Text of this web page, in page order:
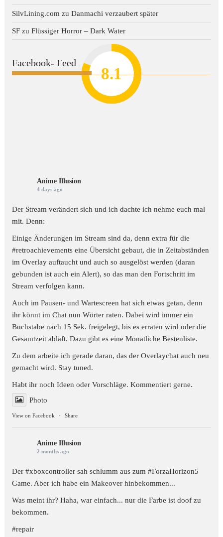
8.2
7.8
7.1
7
8.1
SilvLining.com zuDanmachi verzaubert später
SF zuFlüssiger Horror – Dark Water
Facebook- Feed
Anime Illusion
4 days ago
Der Stream verändert sich und ich dachte ich nehme euch mal
mit. Denn:
Einige Änderungen im Stream sind da, denn extra für die
#retroachievements eine Übersicht gebaut, die in Zeitabständen
im Overlay auftaucht und auch so ausgelöst werden (daran
gebunden ist auch ein Alert), so das man den Fortschritt im
Stream verfolgen kann.
Auch im Pausen- und Wartescreen hat sich etwas getan, denn
ihr könnt im Chat nun Wörter raten. Dabei wird immer ein
Buchstabe nach 15 Sek. freigelegt, bis es erraten wird oder die
Gesamtzeit abläft. Dazu gibt es eine Monatliche Bestenliste.
Zu dem arbeite ich gerade daran, das der Overlaychat auch neu
gemacht wird. Stay tuned.
Habt ihr noch Ideen oder Vorschläge. Kommentiert gerne.
Photo
View on Facebook · Share
Anime Illusion
2 months ago
Der #xboxcontroller sah schlumm aus zum#ForzaHorizon5
Game. Aber ich habe ein Makeover hinbekommen...
Was meint ihr? Haha, war einfach... nur die Farbe ist doof zu
bekommen.
#repair